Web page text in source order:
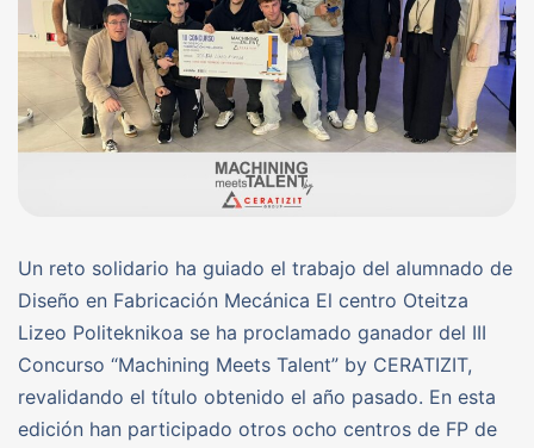
Un reto solidario ha guiado el trabajo del alumnado de
Diseño en Fabricación Mecánica El centro Oteitza
Lizeo Politeknikoa se ha proclamado ganador del III
Concurso “Machining Meets Talent” by CERATIZIT,
revalidando el título obtenido el año pasado. En esta
edición han participado otros ocho centros de FP de